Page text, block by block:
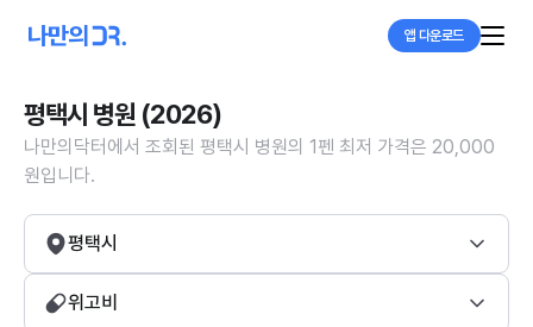
앱 다운로드
평택시 병원 (2026)
나만의닥터에서 조회된 평택시 병원의 1펜 최저 가격은 20,000
원입니다.
평택시
위고비